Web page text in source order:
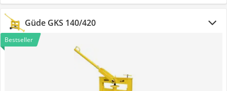
Güde GKS 140/420
Bestseller